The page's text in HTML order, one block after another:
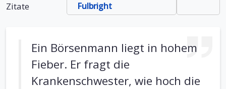
Zitate
Fulbright
Ein Börsenmann liegt in hohem
Fieber. Er fragt die
Krankenschwester, wie hoch die